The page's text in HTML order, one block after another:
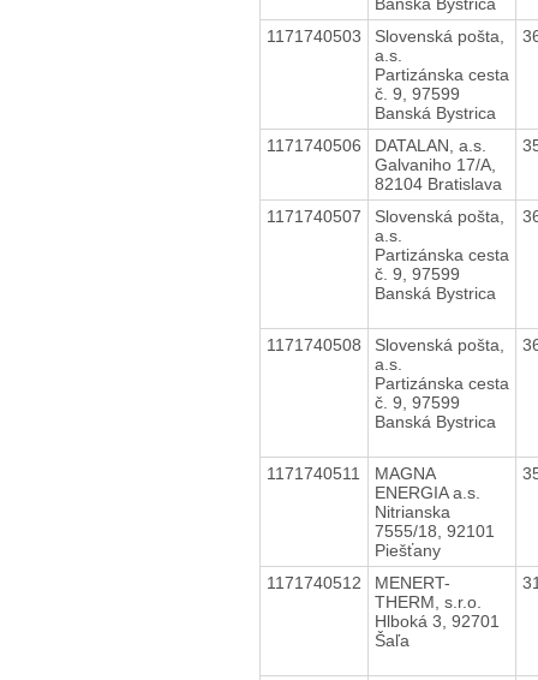
1171740503
Slovenská pošta,
a.s.
Partizánska cesta
č. 9, 97599
Banská Bystrica
1171740506
DATALAN, a.s.
Galvaniho 17/A,
82104 Bratislava
1171740507
Slovenská pošta,
a.s.
Partizánska cesta
č. 9, 97599
Banská Bystrica
1171740508
Slovenská pošta,
a.s.
Partizánska cesta
č. 9, 97599
Banská Bystrica
1171740511
MAGNA
ENERGIA a.s.
Nitrianska
7555/18, 92101
Piešťany
1171740512
MENERT-
THERM, s.r.o.
Hlboká 3, 92701
Šaľa